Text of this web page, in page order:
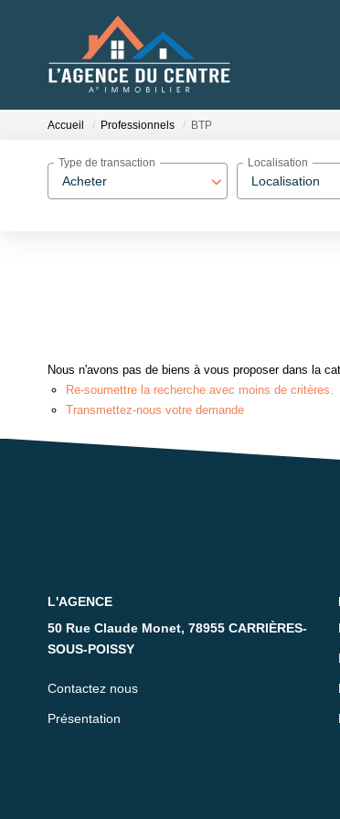
Accueil Professionnels BTP
Acheter
Type de transaction
Localisation
Localisation
Nous n'avons pas de biens à vous proposer dans la
Re-soumettre la recherche avec moins de critères.
Transmettez-nous votre demande
L'AGENCE
50 Rue Claude Monet, 78955 CARRIÈRES-
SOUS-POISSY
Contactez nous
Présentation